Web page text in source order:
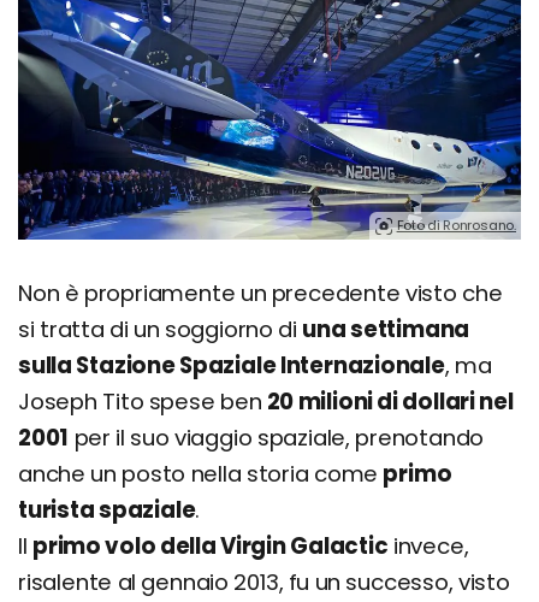
Foto di Ronrosano.
Non è propriamente un precedente visto che
si tratta di un soggiorno di una settimana
sulla Stazione Spaziale Internazionale, ma
Joseph Tito spese ben 20 milioni di dollari nel
2001 per il suo viaggio spaziale, prenotando
anche un posto nella storia come primo
turista spaziale.
Il primo volo della Virgin Galactic invece,
risalente al gennaio 2013, fu un successo, visto